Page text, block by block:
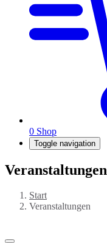
0 Shop
Toggle navigation
Veranstaltungen
Start
Veranstaltungen